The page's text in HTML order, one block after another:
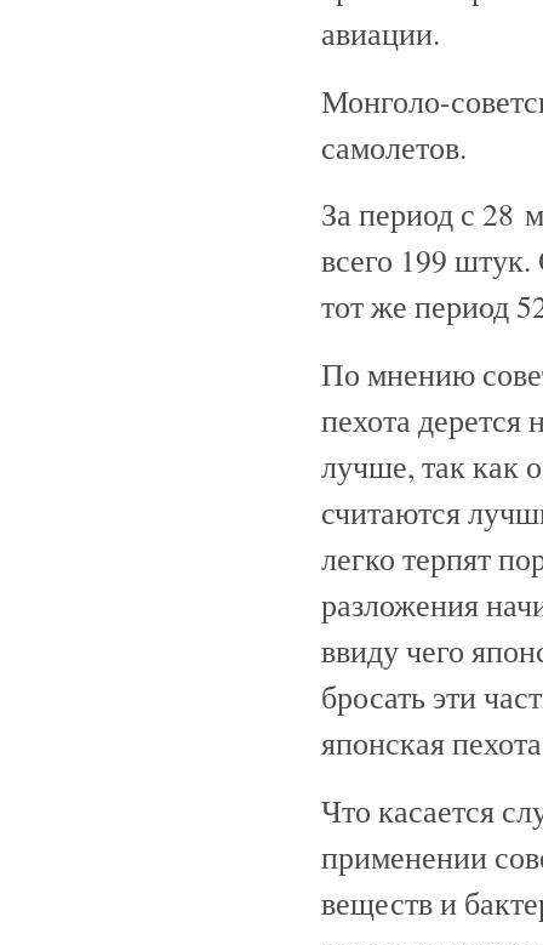
авиации.
Монголо-
самолетов.
За период с 28
всего 199 штук.
тот же период
По мнению
пехота дерется
лучше, так как
считаются
легко терпят
разложения
ввиду чего
бросать эти
японская
Что касается
применении
веществ и